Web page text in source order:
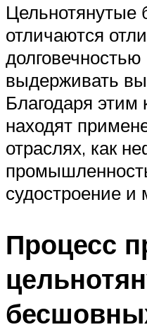
отличаются
выдерживать
Благодаря этим
находят
отраслях, как
судостроение и
Процесс